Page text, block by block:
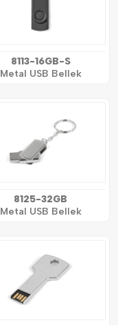
8113-16GB-S
Metal USB Bellek
8125-32GB
Metal USB Bellek